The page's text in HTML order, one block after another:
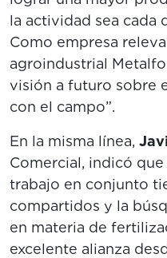
la actividad sea cada
Como empresa
agroindustrial
visión a futuro sobre
con el campo”.
En la misma línea,
Comercial, indicó
trabajo en conjunto
compartidos y la
en materia de
excelente alianza